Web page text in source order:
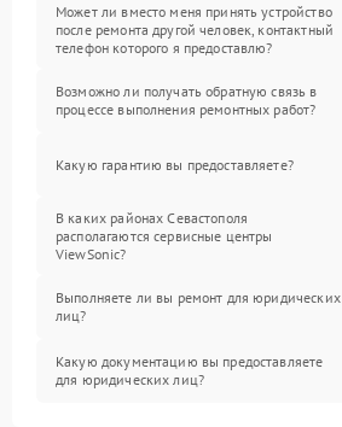
Может ли вместо меня принять устройство
после ремонта другой человек, контактный
телефон которого я предоставлю?
Возможно ли получать обратную связь в
процессе выполнения ремонтных работ?
Какую гарантию вы предоставляете?
В каких районах Севастополя
располагаются сервисные центры
ViewSonic?
Выполняете ли вы ремонт для юридических
лиц?
Какую документацию вы предоставляете
для юридических лиц?